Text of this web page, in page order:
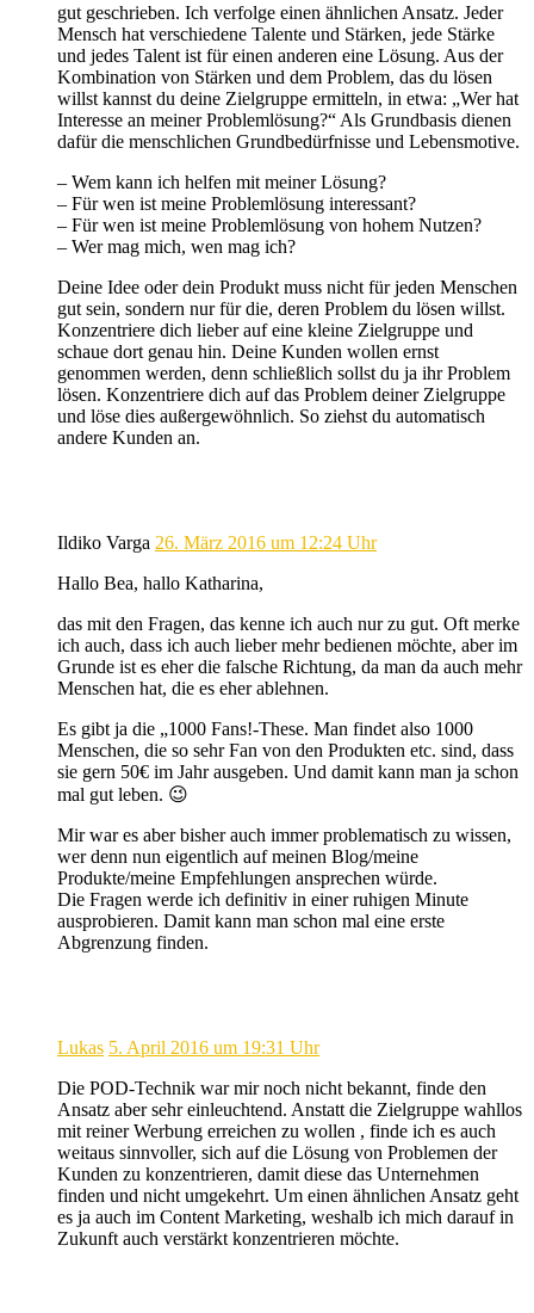
gut geschrieben. Ich verfolge einen ähnlichen Ansatz. Jeder
Mensch hat verschiedene Talente und Stärken, jede Stärke
und jedes Talent ist für einen anderen eine Lösung. Aus der
Kombination von Stärken und dem Problem, das du lösen
willst kannst du deine Zielgruppe ermitteln, in etwa: „Wer hat
Interesse an meiner Problemlösung?“ Als Grundbasis dienen
dafür die menschlichen Grundbedürfnisse und Lebensmotive.
– Wem kann ich helfen mit meiner Lösung?
– Für wen ist meine Problemlösung interessant?
– Für wen ist meine Problemlösung von hohem Nutzen?
– Wer mag mich, wen mag ich?
Deine Idee oder dein Produkt muss nicht für jeden Menschen
gut sein, sondern nur für die, deren Problem du lösen willst.
Konzentriere dich lieber auf eine kleine Zielgruppe und
schaue dort genau hin. Deine Kunden wollen ernst
genommen werden, denn schließlich sollst du ja ihr Problem
lösen. Konzentriere dich auf das Problem deiner Zielgruppe
und löse dies außergewöhnlich. So ziehst du automatisch
andere Kunden an.
Ildiko Varga 26. März 2016 um 12:24 Uhr
Hallo Bea, hallo Katharina,
das mit den Fragen, das kenne ich auch nur zu gut. Oft merke
ich auch, dass ich auch lieber mehr bedienen möchte, aber im
Grunde ist es eher die falsche Richtung, da man da auch mehr
Menschen hat, die es eher ablehnen.
Es gibt ja die „1000 Fans!-These. Man findet also 1000
Menschen, die so sehr Fan von den Produkten etc. sind, dass
sie gern 50€ im Jahr ausgeben. Und damit kann man ja schon
mal gut leben. 😉
Mir war es aber bisher auch immer problematisch zu wissen,
wer denn nun eigentlich auf meinen Blog/meine
Produkte/meine Empfehlungen ansprechen würde.
Die Fragen werde ich definitiv in einer ruhigen Minute
ausprobieren. Damit kann man schon mal eine erste
Abgrenzung finden.
Lukas 5. April 2016 um 19:31 Uhr
Die POD-Technik war mir noch nicht bekannt, finde den
Ansatz aber sehr einleuchtend. Anstatt die Zielgruppe wahllos
mit reiner Werbung erreichen zu wollen , finde ich es auch
weitaus sinnvoller, sich auf die Lösung von Problemen der
Kunden zu konzentrieren, damit diese das Unternehmen
finden und nicht umgekehrt. Um einen ähnlichen Ansatz geht
es ja auch im Content Marketing, weshalb ich mich darauf in
Zukunft auch verstärkt konzentrieren möchte.